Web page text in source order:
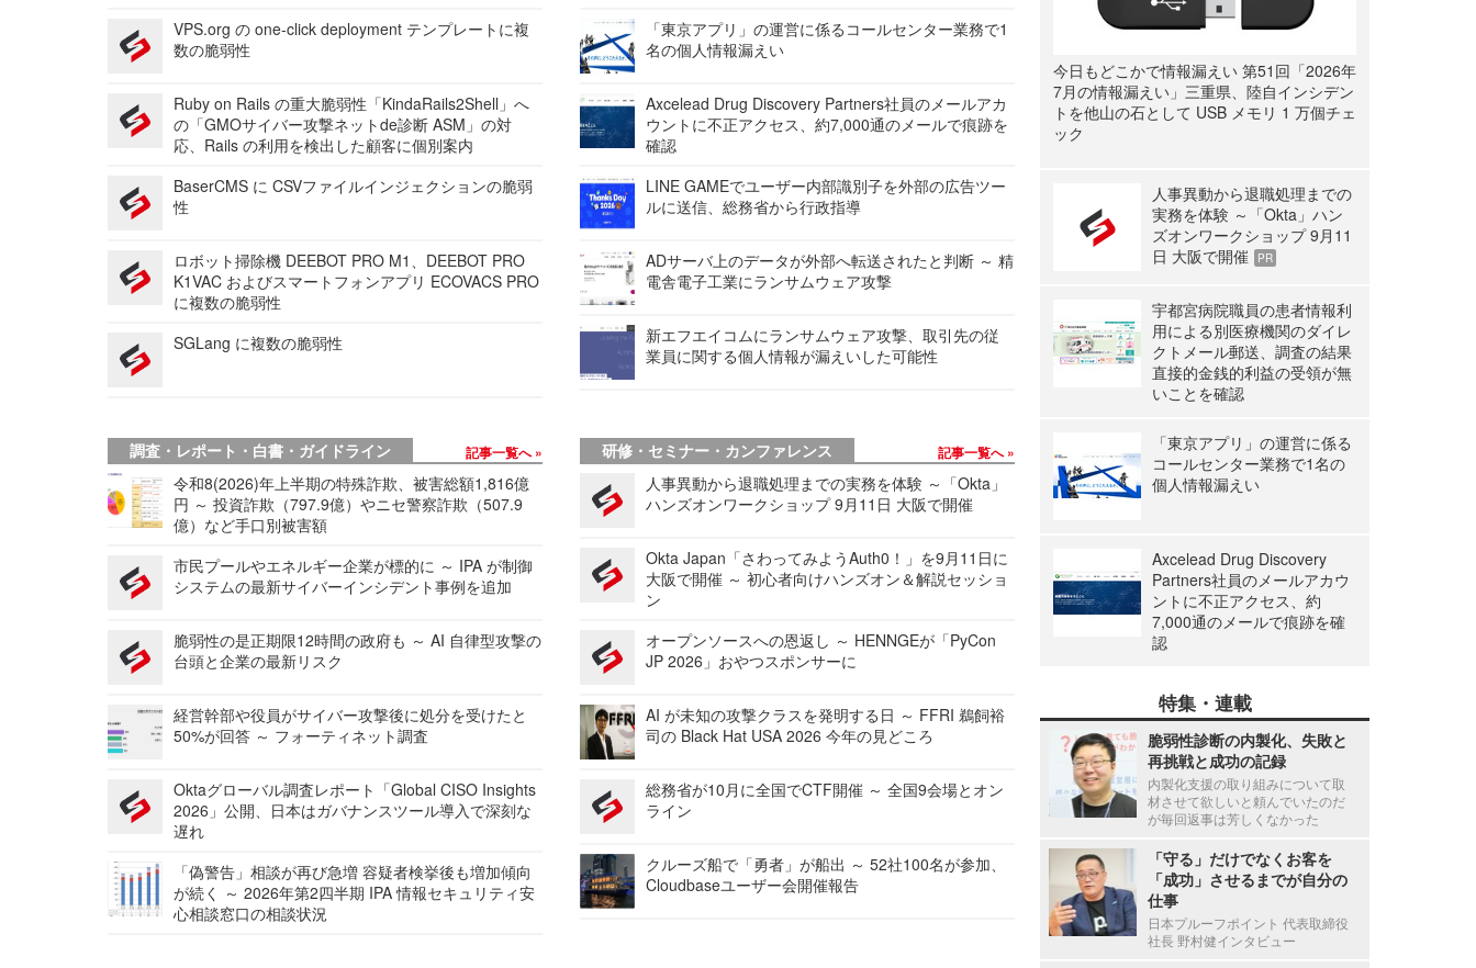
VPS.org の one-click deployment テンプレートに複
数の脆弱性
Ruby on Rails の重大脆弱性「KindaRails2Shell」へ
の「GMOサイバー攻撃ネットde診断 ASM」の対
応、Rails の利用を検出した顧客に個別案内
BaserCMS に CSVファイルインジェクションの脆弱
性
ロボット掃除機 DEEBOT PRO M1、DEEBOT PRO
K1VAC およびスマートフォンアプリ ECOVACS PRO
に複数の脆弱性
SGLang に複数の脆弱性
「東京アプリ」の運営に係るコールセンター業務で1
名の個人情報漏えい
Axcelead Drug Discovery Partners社員のメールアカ
ウントに不正アクセス、約7,000通のメールで痕跡を
確認
LINE GAMEでユーザー内部識別子を外部の広告ツー
ルに送信、総務省から行政指導
ADサーバ上のデータが外部へ転送されたと判断 ～ 精
電舎電子工業にランサムウェア攻撃
新エフエイコムにランサムウェア攻撃、取引先の従
業員に関する個人情報が漏えいした可能性
調査・レポート・白書・ガイドライン 記事一覧へ
令和8(2026)年上半期の特殊詐欺、被害総額1,816億
円 ～ 投資詐欺（797.9億）やニセ警察詐欺（507.9
億）など手口別被害額
市民プールやエネルギー企業が標的に ～ IPA が制御
システムの最新サイバーインシデント事例を追加
脆弱性の是正期限12時間の政府も ～ AI 自律型攻撃の
台頭と企業の最新リスク
経営幹部や役員がサイバー攻撃後に処分を受けたと
50%が回答 ～ フォーティネット調査
Oktaグローバル調査レポート「Global CISO Insights
2026」公開、日本はガバナンスツール導入で深刻な
遅れ
「偽警告」相談が再び急増 容疑者検挙後も増加傾向
が続く ～ 2026年第2四半期 IPA 情報セキュリティ安
心相談窓口の相談状況
研修・セミナー・カンファレンス 記事一覧へ
人事異動から退職処理までの実務を体験 ～「Okta」
ハンズオンワークショップ 9月11日 大阪で開催
Okta Japan「さわってみようAuth0！」を9月11日に
大阪で開催 ～ 初心者向けハンズオン＆解説セッショ
ン
オープンソースへの恩返し ～ HENNGEが「PyCon
JP 2026」おやつスポンサーに
AI が未知の攻撃クラスを発明する日 ～ FFRI 鵜飼裕
司の Black Hat USA 2026 今年の見どころ
総務省が10月に全国でCTF開催 ～ 全国9会場とオン
ライン
クルーズ船で「勇者」が船出 ～ 52社100名が参加、
Cloudbaseユーザー会開催報告
今日もどこかで情報漏えい 第51回「2026年
7月の情報漏えい」三重県、陸自インシデン
トを他山の石として USB メモリ 1 万個チェ
ック
人事異動から退職処理までの
実務を体験 ～「Okta」ハン
ズオンワークショップ 9月11
日 大阪で開催
PR
宇都宮病院職員の患者情報利
用による別医療機関のダイレ
クトメール郵送、調査の結果
直接的金銭的利益の受領が無
いことを確認
「東京アプリ」の運営に係る
コールセンター業務で1名の
個人情報漏えい
Axcelead Drug Discovery
Partners社員のメールアカウ
ントに不正アクセス、約
7,000通のメールで痕跡を確
認
特集・連載
脆弱性診断の内製化、失敗と
再挑戦と成功の記録
内製化支援の取り組みについて取
材させて欲しいと頼んでいたのだ
が毎回返事は芳しくなかった
「守る」だけでなくお客を
「成功」させるまでが自分の
仕事
日本プルーフポイント 代表取締役
社長 野村健インタビュー